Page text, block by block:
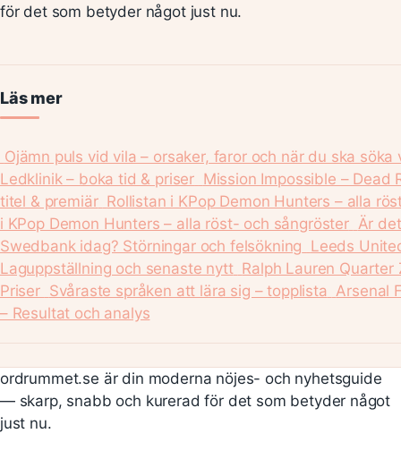
för det som betyder något just nu.
Läs mer
Ojämn puls vid vila – orsaker, faror och när du ska söka
Ledklinik – boka tid & priser Mission Impossible – Dead
titel & premiär Rollistan i KPop Demon Hunters – alla
i KPop Demon Hunters – alla röst- och sångröster Är
Swedbank idag? Störningar och felsökning Leeds
Laguppställning och senaste nytt Ralph Lauren Quarter
Priser Svåraste språken att lära sig – topplista Arsenal
– Resultat och analys
ordrummet.se är din moderna nöjes- och nyhetsguide
— skarp, snabb och kurerad för det som betyder något
just nu.